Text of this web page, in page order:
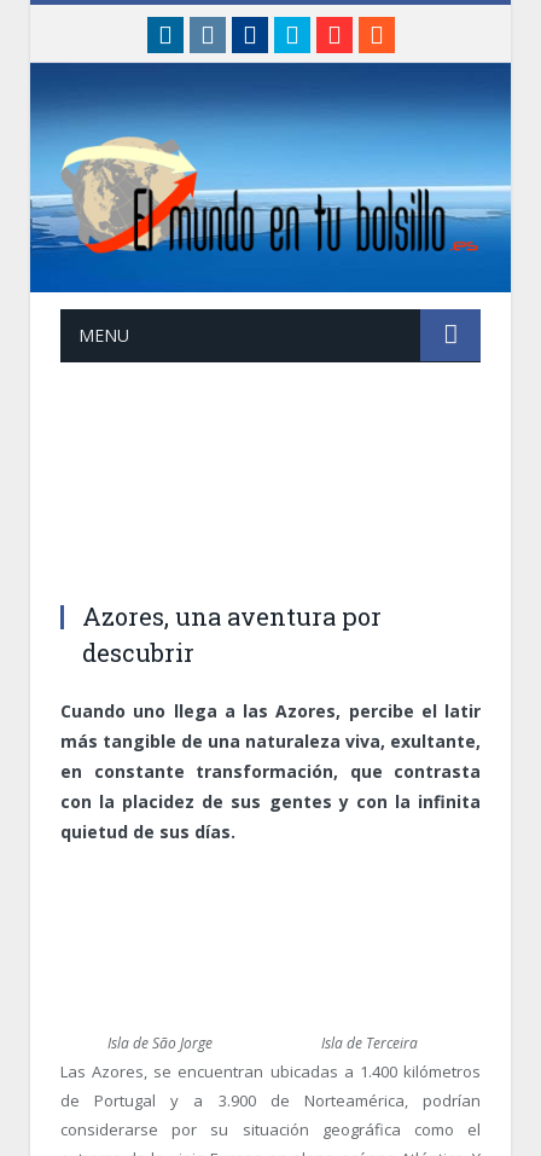
linkedininstagram
Facebook
TwitterGoogle+
MENU
Azores, una aventura por
descubrir
Cuando uno llega a las Azores, percibe el latir
más tangible de una naturaleza viva, exultante,
en constante transformación, que contrasta
con la placidez de sus gentes y con la infinita
quietud de sus días.
Isla de São Jorge Isla de Terceira
Las Azores, se encuentran ubicadas a 1.400 kilómetros
de Portugal y a 3.900 de Norteamérica, podrían
considerarse por su situación geográfica como el